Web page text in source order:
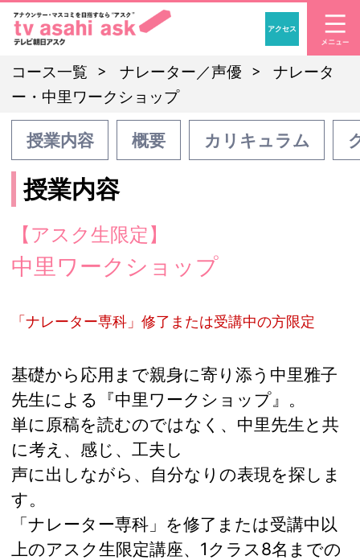
「アナウンサー・マ
アクセス
コース一覧 ナレーター／声優
ナレータ
ー・中里ワークショップ
授業内容 概要 カリキュラム
授業内容
【アスク生限定】
中里ワークショップ
「ナレーター専科」修了または受講中の方限定
基礎から応用まで親身に寄り添う中里雅子
先生による『中里ワークショップ』。
単に原稿を読むのではなく、中里先生と共
に考え、感じ、工夫し
声に出しながら、自分なりの表現を探しま
す。
「ナレーター専科」を修了または受講中以
上のアスク生限定講座、1クラス8名までの